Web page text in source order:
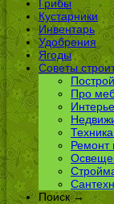
Грибы
Кустарники
Инвентарь
Удобрения
Ягоды
Советы
Про
Ремонт
Поиск →